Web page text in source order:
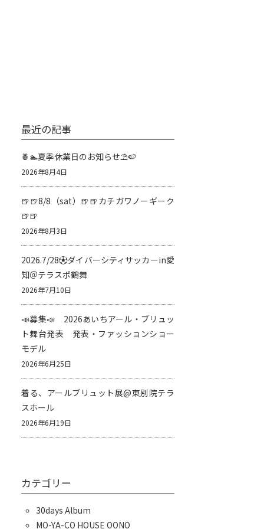
最近の記事
🍍🏊夏季休業日のお知らせ⛱️🍉
2026年8月4日
🍺🍺8/8（sat）🍺🍺カチガワノーギーク
🍺🍺
2026年8月3日
2026.7/28⚽️ダイバーシティサッカーin愛
知＠テラスポ鶴舞
2026年7月10日
📣募集📣 2026あいちアール・ブリュッ
ト舞台発表 発表・ファッションショー
モデル
2026年6月25日
着る、アールブリュット展@東別院テラ
スホール
2026年6月19日
カテゴリー
30days Album
MO-YA-CO HOUSE OONO